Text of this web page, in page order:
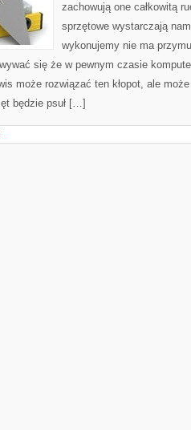
zachowują one całkowitą
sprzętowe wystarczają
wykonujemy nie ma
się że w pewnym czasie
może rozwiązać ten kłopot, ale
będzie psuł […]